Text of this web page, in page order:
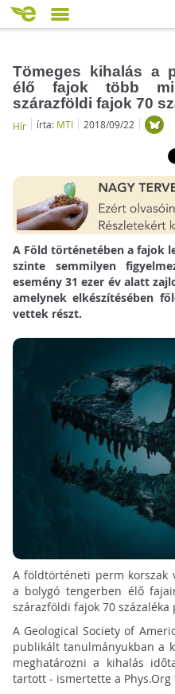
Tömeges kihalás a
élő fajok több
szárazföldi fajok 70
Hír írta: MTI 2018/09/22
A Föld történetében a fajok
szinte semmilyen
esemény 31 ezer év alatt
amelynek elkészítésében
vettek részt.
A földtörténeti perm korszak
a bolygó tengerben élő
szárazföldi fajok 70 százaléka
A Geological Society of
publikált tanulmányukban a
meghatározni a kihalás
tartott - ismertette a